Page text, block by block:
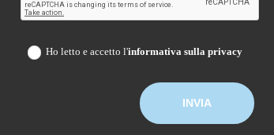
Ho letto e accetto l'informativa sulla privacy